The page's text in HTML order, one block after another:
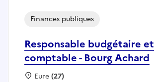
Responsable budgétaire et
comptable - Bourg Achard
Finances publiques
Localisation :
Eure(27)